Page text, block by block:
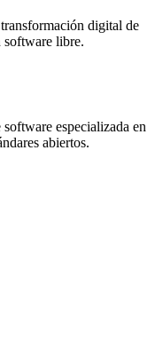
digital de
software libre.
especializada en
abiertos.